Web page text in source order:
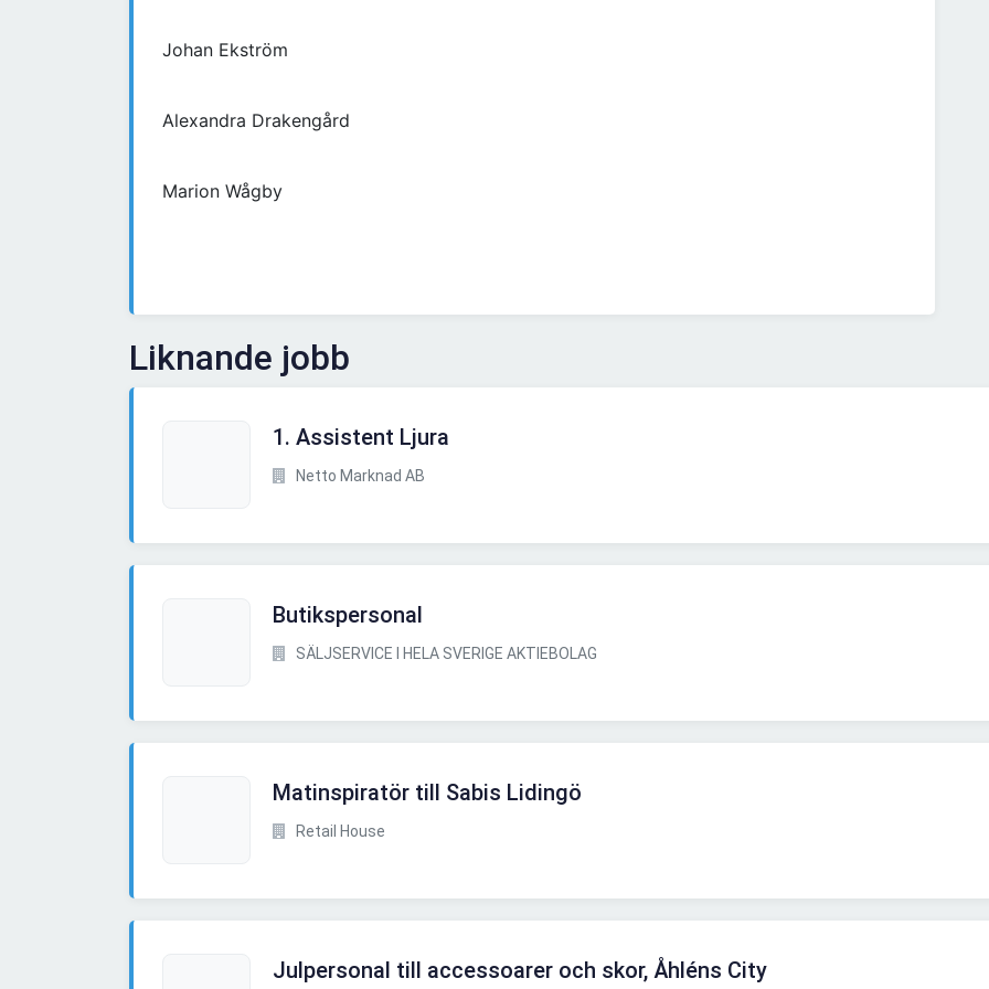
Johan Ekström
Alexandra Drakengård
Marion Wågby
Liknande jobb
1. Assistent Ljura
Netto Marknad AB
Butikspersonal
SÄLJSERVICE I HELA SVERIGE AKTIEBOLAG
Matinspiratör till Sabis Lidingö
Retail House
Julpersonal till accessoarer och skor, Åhléns City